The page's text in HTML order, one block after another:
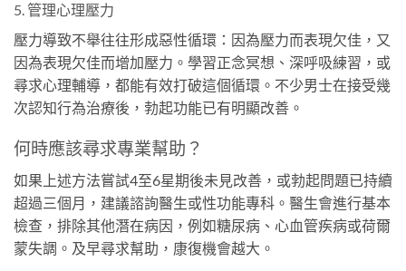
5. 管理心理壓力
壓力導致不舉往往形成惡性循環：因為壓力而表現欠佳，又
因為表現欠佳而增加壓力。學習正念冥想、深呼吸練習，或
尋求心理輔導，都能有效打破這個循環。不少男士在接受幾
次認知行為治療後，勃起功能已有明顯改善。
何時應該尋求專業幫助？
如果上述方法嘗試4至6星期後未見改善，或勃起問題已持續
超過三個月，建議諮詢醫生或性功能專科。醫生會進行基本
檢查，排除其他潛在病因，例如糖尿病、心血管疾病或荷爾
蒙失調。及早尋求幫助，康復機會越大。